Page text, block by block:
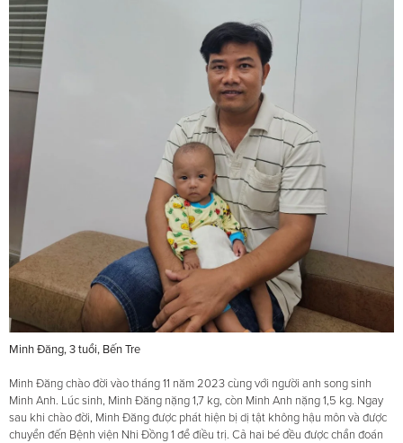
Minh Đăng, 3 tuổi, Bến Tre
Minh Đăng chào đời vào tháng 11 năm 2023 cùng với người anh song sinh
Minh Anh. Lúc sinh, Minh Đăng nặng 1,7 kg, còn Minh Anh nặng 1,5 kg. Ngay
sau khi chào đời, Minh Đăng được phát hiện bị dị tật không hậu môn và được
chuyển đến Bệnh viện Nhi Đồng 1 để điều trị. Cả hai bé đều được chẩn đoán